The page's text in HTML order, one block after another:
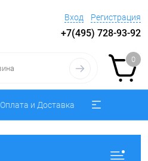
Вход Регистрация
+7(495) 728-93-92
0
Оплата и Доставка